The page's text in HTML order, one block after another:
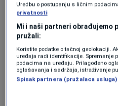
da smo Tuzlaci, da je
im cigarete Drinu da
VRS", prisjetio se
Među preživjelima je
Lutali su danima, nisu
Uredbu o postupanju s ličnim
privatnosti
Mi i naši partneri obrađujemo
pružali:
Koristite podatke o tačnoj geolokaciji.
uređaja radi identifikacije. Spremanje
podacima na uređaju. Prilagođeno
oglašavanja i sadržaja, istraživanje
Spisak partnera (pružalaca usluga)